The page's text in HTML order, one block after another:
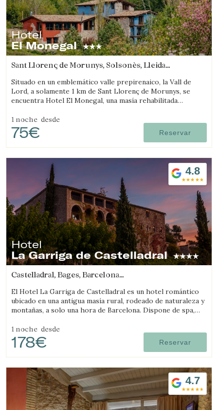
Verificar localizador
Hotel
El Monegal
Sant Llorenç de Morunys, Solsonès, Lleida
Situado en un emblemático valle prepirenaico, la Vall de
Lord, a solamente 1 km de Sant Llorenç de Morunys, se
encuentra Hotel El Monegal, una masía rehabilitada
1 noche desde
75€ Reservar
4.8
Hotel
La Garriga de Castelladral
Castelladral, Bages, Barcelona
El Hotel La Garriga de Castelladral es un hotel romántico
ubicado en una antigua masía rural, rodeado de naturaleza y
montañas, a solo una hora de Barcelona. Dispone de spa,
1 noche desde
178€ Reservar
4.7